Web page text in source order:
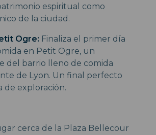
espiritual como
de la ciudad.
Ogre: Finaliza el primer día
en Petit Ogre, un
del barrio lleno de comida
de Lyon. Un final perfecto
de exploración.
cerca de la Plaza Bellecour